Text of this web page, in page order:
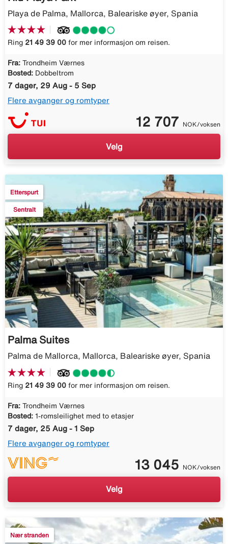
Playa de Palma, Mallorca, Baleariske øyer, Spania
Ring 21 49 39 00 for mer informasjon om reisen.
Fra: Trondheim Værnes
Bosted: Dobbeltrom
7 dager, 29 Aug - 5 Sep
Flere avganger og romtyper
12 707 NOK/voksen
Velg
Etterspurt
Sentralt
Palma Suites
Palma de Mallorca, Mallorca, Baleariske øyer, Spania
Ring 21 49 39 00 for mer informasjon om reisen.
Fra: Trondheim Værnes
Bosted: 1-romsleilighet med to etasjer
7 dager, 25 Aug - 1 Sep
Flere avganger og romtyper
13 045 NOK/voksen
Velg
Nær stranden